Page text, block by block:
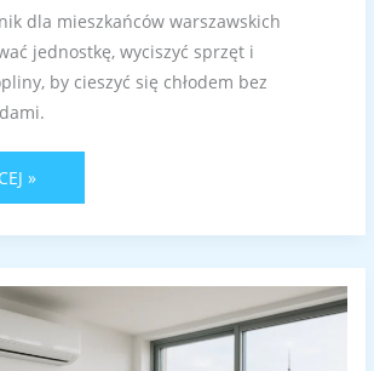
dla mieszkańców warszawskich
jednostkę, wyciszyć sprzęt i
by cieszyć się chłodem bez
»